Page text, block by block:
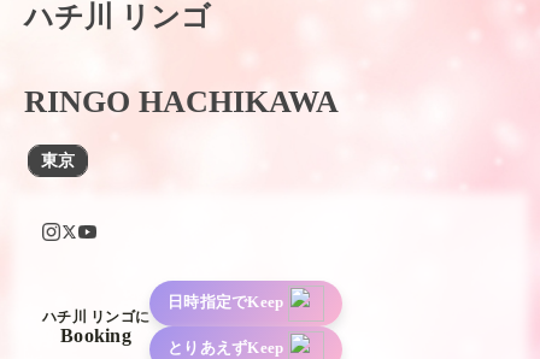
ハチ川 リンゴ
RINGO HACHIKAWA
東京
ハチ川 リンゴに
Booking
日時指定でKeep
とりあえずKeep